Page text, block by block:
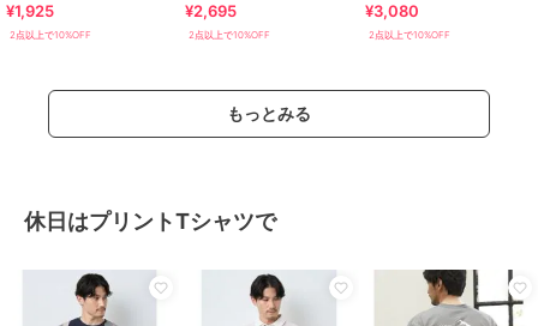
Ｔシャツ
¥1,925
2点以上で10%OFF
半袖Ｔシャツ
¥2,695
2点以上で10%OFF
ャツ
¥3,080
2点以上で10%OFF
もっとみる
休日はプリントTシャツで